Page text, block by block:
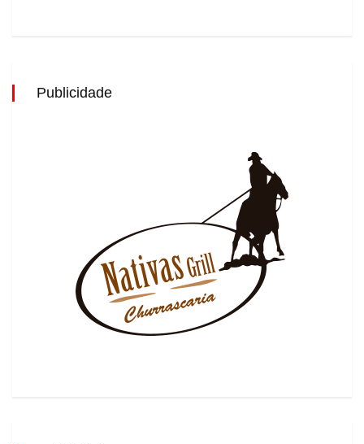
Publicidade